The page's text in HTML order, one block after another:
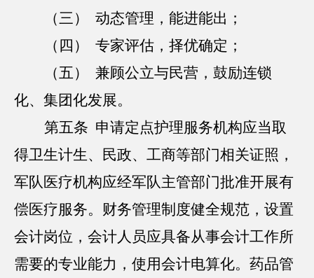
（三） 动态管理，能进能出；
（四） 专家评估，择优确定；
（五） 兼顾公立与民营，鼓励连锁
化、集团化发展。
第五条 申请定点护理服务机构应当取
得卫生计生、民政、工商等部门相关证照，
军队医疗机构应经军队主管部门批准开展有
偿医疗服务。财务管理制度健全规范，设置
会计岗位，会计人员应具备从事会计工作所
需要的专业能力，使用会计电算化。药品管